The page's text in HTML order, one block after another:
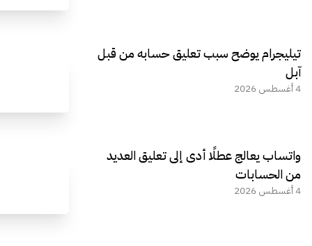
تيليجرام يوضح سبب تعليق حسابه من قبل
آبل
4 أغسطس 2026
واتساب يعالج عطلًا أدى إلى تعليق العديد
من الحسابات
4 أغسطس 2026